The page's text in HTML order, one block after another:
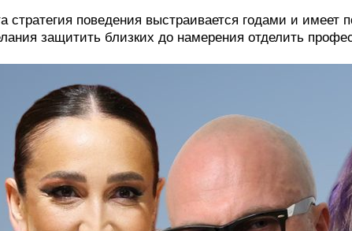
стратегия поведения выстраивается годами и
защитить близких до намерения отделить